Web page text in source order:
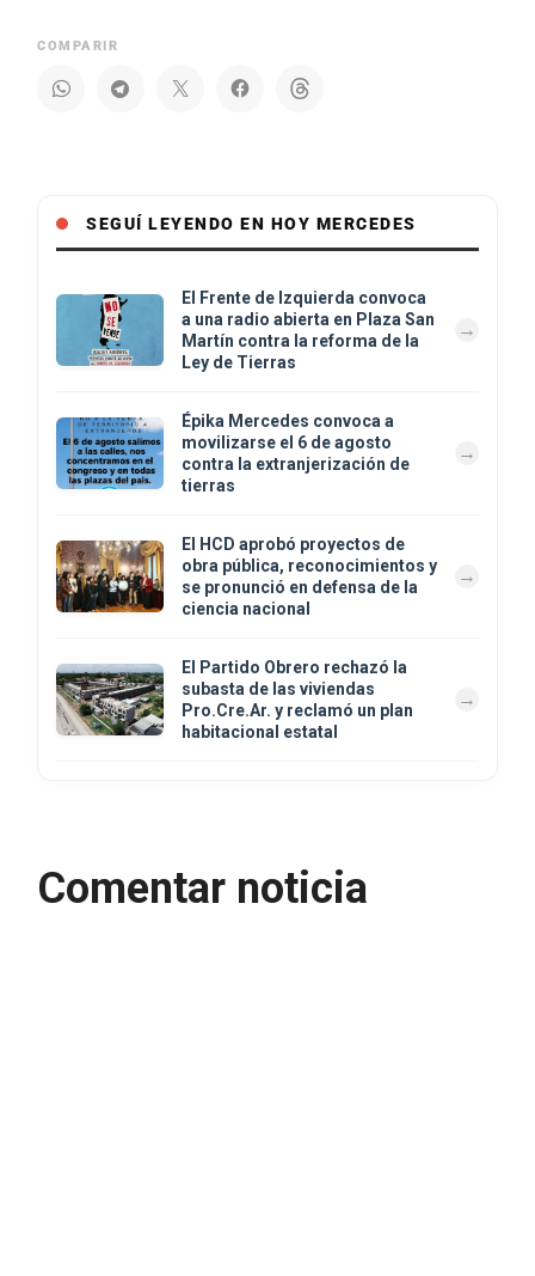
COMPARIR
SEGUÍ LEYENDO EN HOY MERCEDES
El Frente de Izquierda convoca
a una radio abierta en Plaza San
Martín contra la reforma de la
Ley de Tierras
Épika Mercedes convoca a
movilizarse el 6 de agosto
contra la extranjerización de
tierras
El HCD aprobó proyectos de
obra pública, reconocimientos y
se pronunció en defensa de la
ciencia nacional
El Partido Obrero rechazó la
subasta de las viviendas
Pro.Cre.Ar. y reclamó un plan
habitacional estatal
Comentar noticia